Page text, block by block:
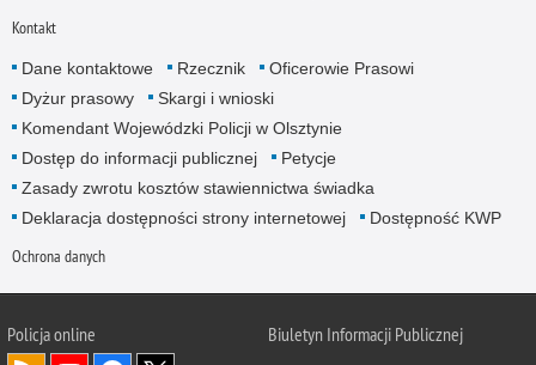
Kontakt
Dane kontaktowe Rzecznik
Oficerowie Prasowi
Dyżur prasowy
Skargi i wnioski
Komendant Wojewódzki Policji w Olsztynie
Dostęp do informacji publicznej
Petycje
Zasady zwrotu kosztów stawiennictwa świadka
Deklaracja dostępności strony internetowej
Dostępność KWP
Ochrona danych
Policja online
Biuletyn Informacji Publicznej